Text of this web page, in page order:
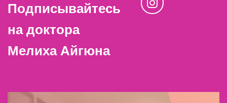
Подписывайтесь
на доктора
Мелиха Айгюна